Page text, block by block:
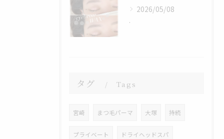
2026/05/08
.
タグ Tags
宮崎 まつ毛パーマ 大塚 持続
プライベート ドライヘッドスパ